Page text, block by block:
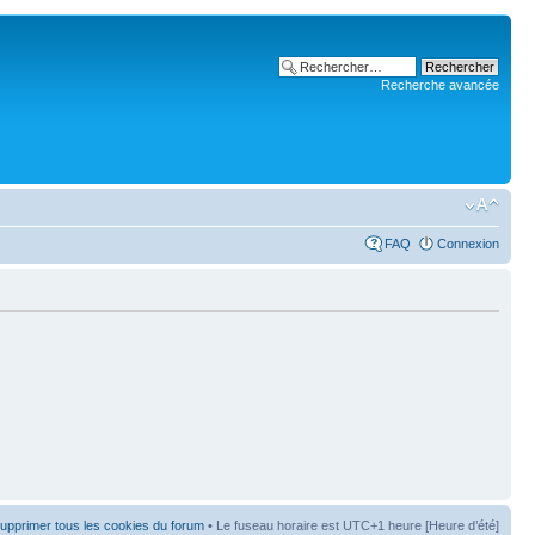
Recherche avancée
FAQ Connexion
tous les cookies du forum • Le fuseau horaire est UTC+1 heure [Heure d’été]